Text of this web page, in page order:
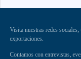
Visita nuestras redes
exportaciones.
Contamos con entrevistas,